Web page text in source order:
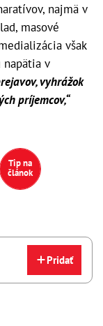
najmä v
masové
však
v
vyhrážok
príjemcov,“
Tip na
článok
Pridať